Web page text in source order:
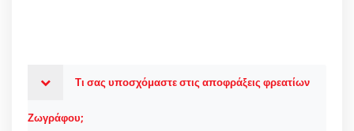
Τι σας υποσχόμαστε στις αποφράξεις φρεατίων
Ζωγράφου;